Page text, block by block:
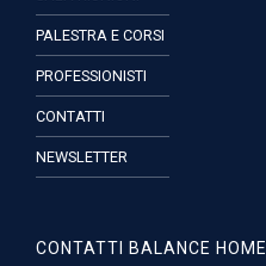
PALESTRA E CORSI
PROFESSIONISTI
CONTATTI
NEWSLETTER
CONTATTI BALANCE HOME